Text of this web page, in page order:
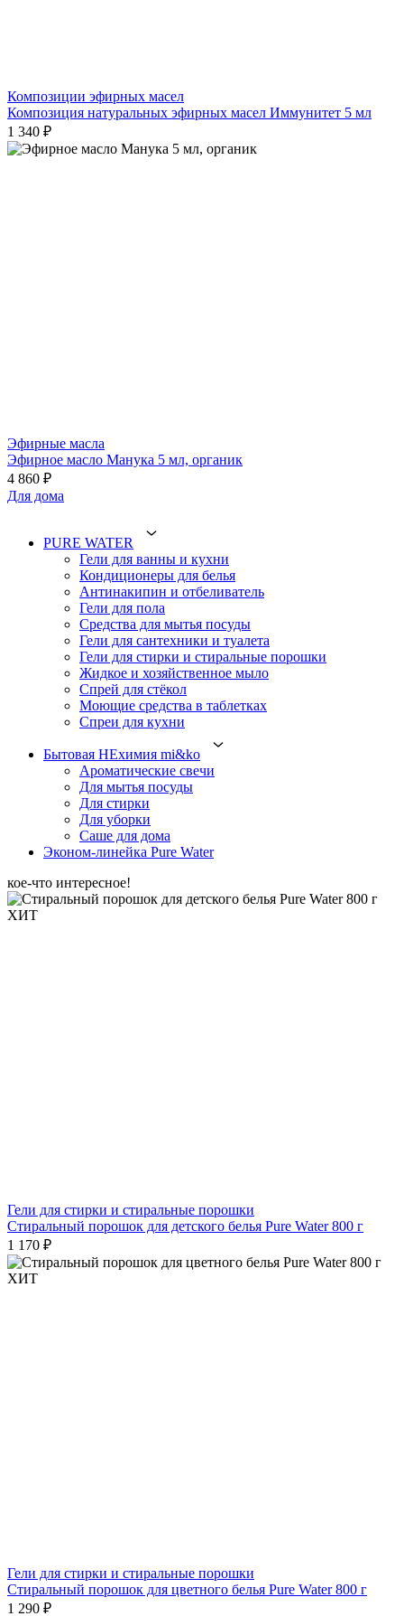
Композиции эфирных масел
Композиция натуральных эфирных масел Иммунитет 5 мл
1 340 ₽
Эфирные масла
Эфирное масло Манука 5 мл, органик
4 860 ₽
Для дома
PURE WATER
Гели для ванны и кухни
Кондиционеры для белья
Антинакипин и отбеливатель
Гели для пола
Средства для мытья посуды
Гели для сантехники и туалета
Гели для стирки и стиральные порошки
Жидкое и хозяйственное мыло
Спрей для стёкол
Моющие средства в таблетках
Спреи для кухни
Бытовая НЕхимия mi&ko
Ароматические свечи
Для мытья посуды
Для стирки
Для уборки
Саше для дома
Эконом-линейка Pure Water
кое-что интересное!
ХИТ
Гели для стирки и стиральные порошки
Стиральный порошок для детского белья Pure Water 800 г
1 170 ₽
ХИТ
Гели для стирки и стиральные порошки
Стиральный порошок для цветного белья Pure Water 800 г
1 290 ₽